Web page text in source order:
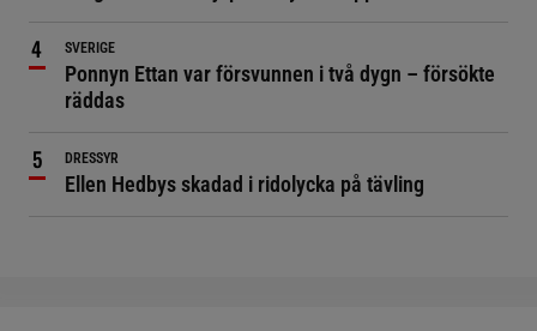
SVERIGE
Ponnyn Ettan var försvunnen i två dygn – försökte
räddas
DRESSYR
Ellen Hedbys skadad i ridolycka på tävling